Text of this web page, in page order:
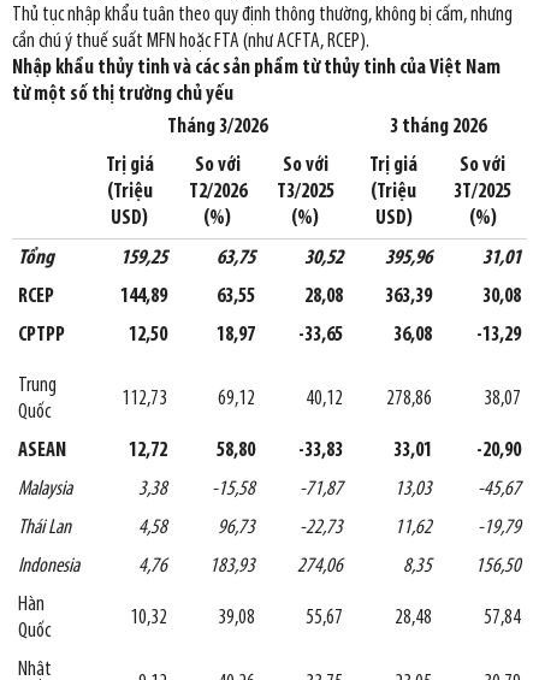
Thủ tục nhập khẩu tuân theo quy định thông thường, không bị cấm, nhưng
cần chú ý thuế suất MFN hoặc FTA (như ACFTA, RCEP).
Nhập khẩu thủy tinh và các sản phẩm từ thủy tinh của Việt Nam
từ một số thị trường chủ yếu
Tháng 3/2026
3 tháng 2026
Trị giá
(Triệu
USD)
So với
T2/2026
(%)
So với
T3/2025
(%)
Trị giá
(Triệu
USD)
So với
3T/2025
(%)
Tổng
159,25 63,75 30,52 395,96
31,01
RCEP
144,89 63,55 28,08 363,39
30,08
CPTPP
12,50 18,97 -33,65 36,08 -13,29
Trung
Quốc
112,73 69,12 40,12 278,86 38,07
ASEAN 12,72 58,80 -33,83 33,01
-20,90
Malaysia
3,38 -15,58 -71,87 13,03
-45,67
Thái Lan
4,58 96,73 -22,73 11,62
-19,79
Indonesia
4,76 183,93 274,06 8,35
156,50
Hàn
Quốc
10,32 39,08 55,67 28,48 57,84
Nhật